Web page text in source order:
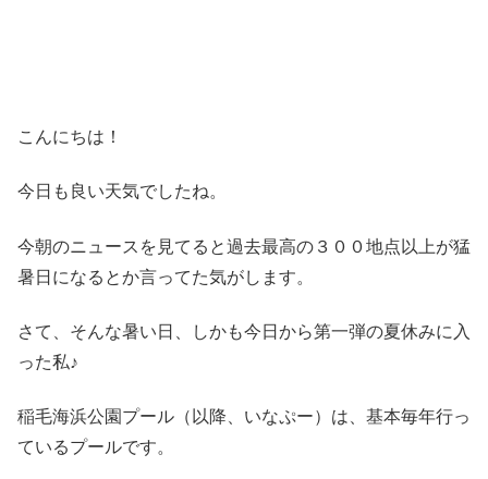
こんにちは！
今日も良い天気でしたね。
今朝のニュースを見てると過去最高の３００地点以上が猛
暑日になるとか言ってた気がします。
さて、そんな暑い日、しかも今日から第一弾の夏休みに入
った私♪
稲毛海浜公園プール（以降、いなぷー）は、基本毎年行っ
ているプールです。